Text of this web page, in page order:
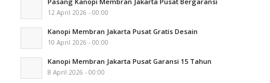
12 April 2026 - 00:00
Kanopi Membran Jakarta Pusat Gratis Desain
10 April 2026 - 00:00
Kanopi Membran Jakarta Pusat Garansi 15 Tahun
8 April 2026 - 00:00